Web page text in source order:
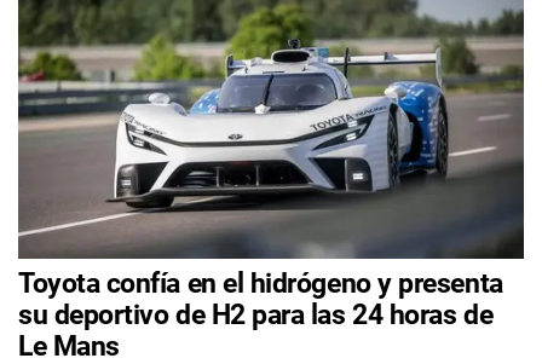
Toyota confía en el hidrógeno y presenta
su deportivo de H2 para las 24 horas de
Le Mans